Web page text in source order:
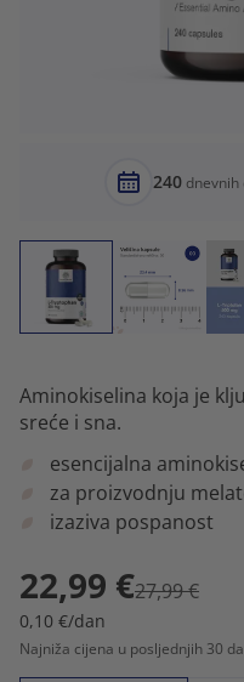
240 dnevnih
Aminokiselina koja je
sreće i sna.
esencijalna
za proizvodnju
izaziva pospanost
22,99 €27,99 €
0,10 €/dan
Najniža cijena u posljednjih 30